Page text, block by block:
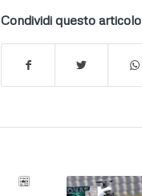
Condividi questo articolo